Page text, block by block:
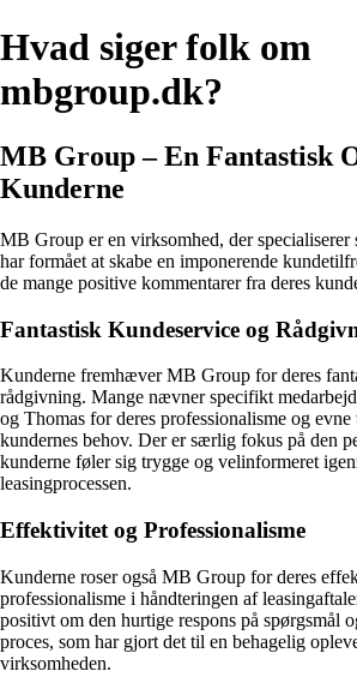
Hvad siger folk om
mbgroup.dk?
MB Group – En Fantastisk
Kunderne
MB Group er en virksomhed, der
har formået at skabe en imponerende
de mange positive kommentarer fra deres
Fantastisk Kundeservice og
Kunderne fremhæver MB Group for deres
rådgivning. Mange nævner specifikt
og Thomas for deres professionalisme og
kundernes behov. Der er særlig fokus på den
kunderne føler sig trygge og velinformeret
leasingprocessen.
Effektivitet og Professionalisme
Kunderne roser også MB Group for deres
professionalisme i håndteringen af
positivt om den hurtige respons på spørgsmål
proces, som har gjort det til en behagelig
virksomheden.